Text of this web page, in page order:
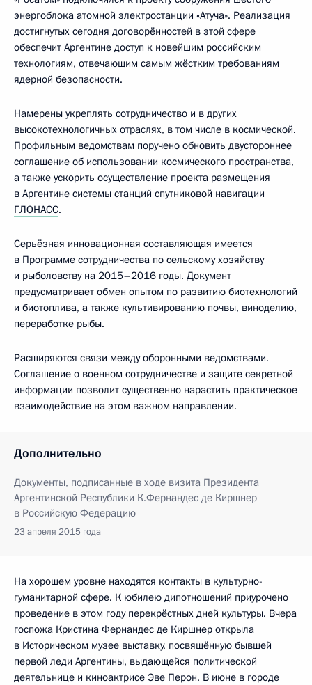
энергоблока атомной электростанции «Атуча». Реализация
достигнутых сегодня договорённостей в этой сфере
обеспечит Аргентине доступ к новейшим российским
технологиям, отвечающим самым жёстким требованиям
ядерной безопасности.
Намерены укреплять сотрудничество и в других
высокотехнологичных отраслях, в том числе в космической.
Профильным ведомствам поручено обновить двустороннее
соглашение об использовании космического пространства,
а также ускорить осуществление проекта размещения
в Аргентине системы станций спутниковой навигации
ГЛОНАСС.
Серьёзная инновационная составляющая имеется
в Программе сотрудничества по сельскому хозяйству
и рыболовству на 2015–2016 годы. Документ
предусматривает обмен опытом по развитию биотехнологий
и биотоплива, а также культивированию почвы, виноделию,
переработке рыбы.
Расширяются связи между оборонными ведомствами.
Соглашение о военном сотрудничестве и защите секретной
информации позволит существенно нарастить практическое
взаимодействие на этом важном направлении.
Дополнительно
Документы, подписанные в ходе визита Президента
Аргентинской Республики К.Фернандес де Киршнер
в Российскую Федерацию
23 апреля 2015 года
На хорошем уровне находятся контакты в культурно-
гуманитарной сфере. К юбилею дипотношений приурочено
проведение в этом году перекрёстных дней культуры. Вчера
госпожа Кристина Фернандес де Киршнер открыла
в Историческом музее выставку, посвящённую бывшей
первой леди Аргентины, выдающейся политической
деятельнице и киноактрисе Эве Перон. В июне в городе